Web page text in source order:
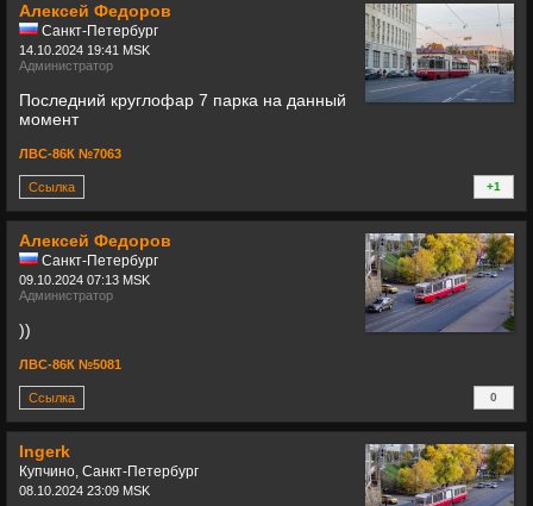
Алексей Федоров
Санкт-Петербург
14.10.2024 19:41 MSK
Администратор
Последний круглофар 7 парка на данный
момент
ЛВС-86К №7063
Ссылка
+1
+0
Алексей Федоров
Санкт-Петербург
09.10.2024 07:13 MSK
Администратор
))
ЛВС-86К №5081
Ссылка
0
+0
Ingerk
Купчино, Санкт-Петербург
08.10.2024 23:09 MSK